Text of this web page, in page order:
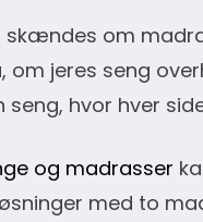
skændes om
jeres seng
hvor hver
og madrasser
med to